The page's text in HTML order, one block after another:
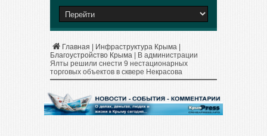
Главная Инфраструктура Крыма
Благоустройство Крыма
В администрации
Ялты решили снести 9 нестационарных
торговых объектов в сквере Некрасова